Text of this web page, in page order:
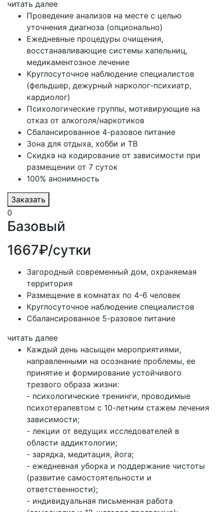
читать далее
Проведение анализов на месте с целью
уточнения диагноза (опционально)
Ежедневные процедуры очищения,
восстанавливающие системы капельниц,
медикаментозное лечение
Круглосуточное наблюдение специалистов
(фельдшер, дежурный нарколог-психиатр,
кардиолог)
Психологические группы, мотивирующие на
отказ от алкоголя/наркотиков
Сбалансированное 4-разовое питание
Зона для отдыха, хобби и ТВ
Скидка на кодирование от зависимости при
размещении от 7 суток
100% анонимность
Заказать
0
Базовый
1667₽/сутки
Загородный современный дом, охраняемая
территория
Размещение в комнатах по 4-6 человек
Круглосуточное наблюдение специалистов
Сбалансированное 5-разовое питание
читать далее
Каждый день насыщен мероприятиями,
направленными на осознание проблемы, ее
принятие и формирование устойчивого
трезвого образа жизни:
- психологические тренинги, проводимые
психотерапевтом с 10-летним стажем лечения
зависимости;
- лекции от ведущих исследователей в
области аддиктологии;
- зарядка, медитация, йога;
- ежедневная уборка и поддержание чистоты
(развитие самостоятельности и
ответственности);
- индивидуальная письменная работа